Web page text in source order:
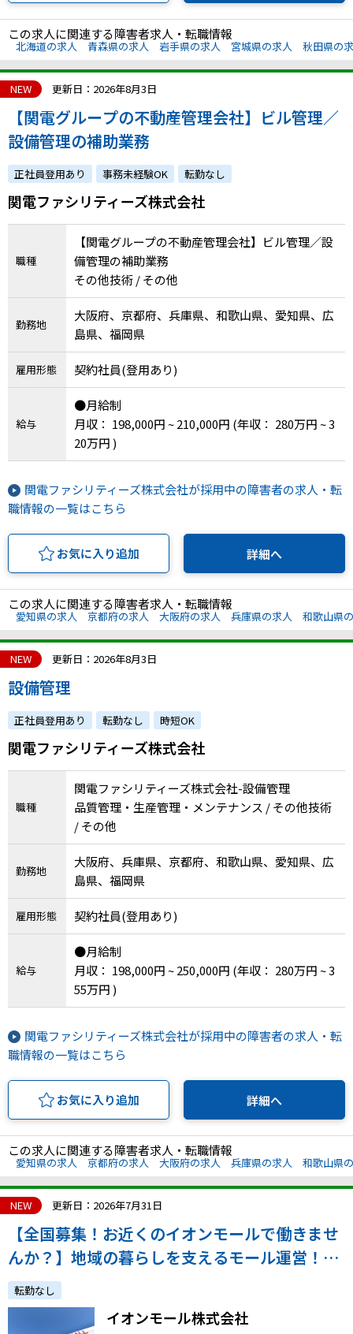
この求人に関連する障害者求人・転職情報
北海道の求人 青森県の求人 岩手県の求人 宮城県の求人 秋田県の
NEW 更新日：2026年8月3日
【関電グループの不動産管理会社】ビル管理／
設備管理の補助業務
正社員登用あり 事務未経験OK 転勤なし
関電ファシリティーズ株式会社
職種
【関電グループの不動産管理会社】ビル管理／設
備管理の補助業務
その他技術 / その他
勤務地
大阪府、京都府、兵庫県、和歌山県、愛知県、広
島県、福岡県
雇用形態 契約社員(登用あり)
給与
●月給制
月収： 198,000円 ~ 210,000円 (年収： 280万円 ~ 3
20万円 )
関電ファシリティーズ株式会社が採用中の障害者の求人・転
職情報の一覧はこちら
お気に入り追加 詳細へ
この求人に関連する障害者求人・転職情報
愛知県の求人 京都府の求人 大阪府の求人 兵庫県の求人 和歌山県
NEW 更新日：2026年8月3日
設備管理
正社員登用あり 転勤なし 時短OK
関電ファシリティーズ株式会社
職種
関電ファシリティーズ株式会社-設備管理
品質管理・生産管理・メンテナンス / その他技術
/ その他
勤務地
大阪府、兵庫県、京都府、和歌山県、愛知県、広
島県、福岡県
雇用形態 契約社員(登用あり)
給与
●月給制
月収： 198,000円 ~ 250,000円 (年収： 280万円 ~ 3
55万円 )
関電ファシリティーズ株式会社が採用中の障害者の求人・転
職情報の一覧はこちら
お気に入り追加 詳細へ
この求人に関連する障害者求人・転職情報
愛知県の求人 京都府の求人 大阪府の求人 兵庫県の求人 和歌山県
NEW 更新日：2026年7月31日
【全国募集！お近くのイオンモールで働きませ
んか？】地域の暮らしを支えるモール運営！／
正社員採用／通院配慮あり
転勤なし
イオンモール株式会社